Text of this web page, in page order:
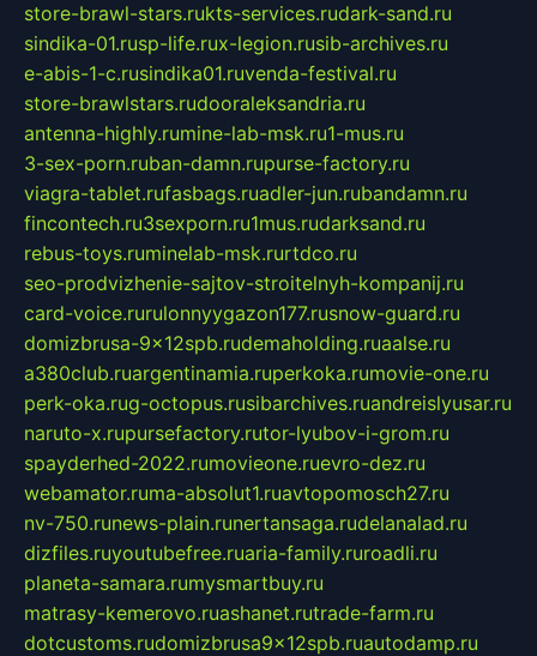
store-brawl-stars.rukts-services.rudark-sand.ru
sindika-01.rusp-life.rux-legion.rusib-archives.ru
e-abis-1-c.rusindika01.ruvenda-festival.ru
store-brawlstars.rudooraleksandria.ru
antenna-highly.rumine-lab-msk.ru1-mus.ru
3-sex-porn.ruban-damn.rupurse-factory.ru
viagra-tablet.rufasbags.ruadler-jun.rubandamn.ru
fincontech.ru3sexporn.ru1mus.rudarksand.ru
rebus-toys.ruminelab-msk.rurtdco.ru
seo-prodvizhenie-sajtov-stroitelnyh-kompanij.ru
card-voice.rurulonnyygazon177.rusnow-guard.ru
domizbrusa-9x12spb.rudemaholding.ruaalse.ru
a380club.ruargentinamia.ruperkoka.rumovie-one.ru
perk-oka.rug-octopus.rusibarchives.ruandreislyusar.ru
naruto-x.rupursefactory.rutor-lyubov-i-grom.ru
spayderhed-2022.rumovieone.ruevro-dez.ru
webamator.ruma-absolut1.ruavtopomosch27.ru
nv-750.runews-plain.runertansaga.rudelanalad.ru
dizfiles.ruyoutubefree.ruaria-family.ruroadli.ru
planeta-samara.rumysmartbuy.ru
matrasy-kemerovo.ruashanet.rutrade-farm.ru
dotcustoms.rudomizbrusa9x12spb.ruautodamp.ru